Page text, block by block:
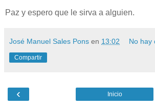
Paz y espero que le sirva a alguien.
José Manuel Sales Pons en 13:02 No hay
Compartir
‹ Inicio